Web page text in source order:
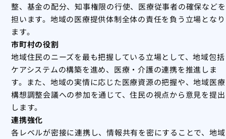
整、基金の配分、知事権限の行使、医療従事者の確保などを
担います。地域の医療提供体制全体の責任を負う立場となり
ます。
市町村の役割
地域住民のニーズを最も把握している立場として、地域包括
ケアシステムの構築を進め、医療・介護の連携を推進しま
す。また、地域の実情に応じた医療資源の把握や、地域医療
構想調整会議への参加を通じて、住民の視点から意見を提出
します。
連携強化
各レベルが密接に連携し、情報共有を密にすることで、地域